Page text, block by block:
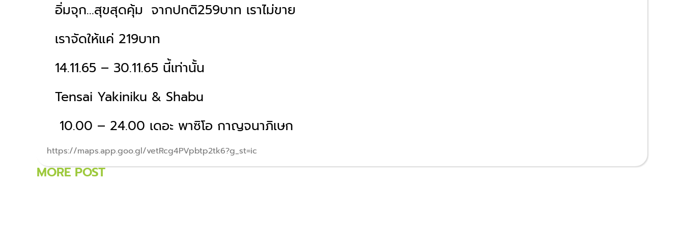
อิ่มจุก…สุขสุดคุ้ม จากปกติ259บาท เราไม่ขาย
เราจัดให้แค่ 219บาท
14.11.65 – 30.11.65 นี้เท่านั้น
Tensai Yakiniku & Shabu
10.00 – 24.00 เดอะ พาซิโอ กาญจนาภิเษก
https://maps.app.goo.gl/vetRcg4PVpbtp2tk6?g_st=ic
MORE POST